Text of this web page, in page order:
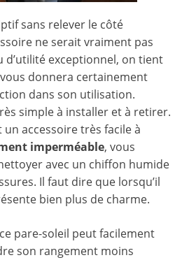
sans relever le côté
ne serait vraiment pas
d’utilité exceptionnel, on tient
donnera certainement
dans son utilisation.
simple à installer et à retirer.
un accessoire très facile à
imperméable, vous
avec un chiffon humide
Il faut dire que lorsqu’il
bien plus de charme.
pare-soleil peut facilement
son rangement moins